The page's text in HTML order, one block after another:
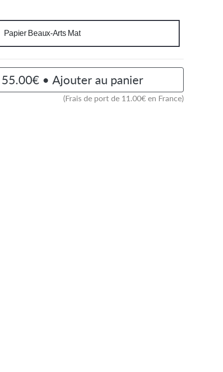
Papier Beaux-Arts Mat
55.00€ • Ajouter au panier
(Frais de port de 11.00€ en France)